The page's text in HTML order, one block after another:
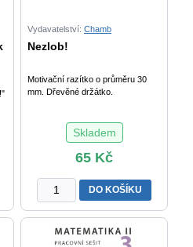
Vydavatelství: Chamb
Nezlob!
Motivační razítko o průměru 30
mm. Dřevěné držátko.
Skladem
65 Kč
Nezlob!
množství
DO KOŠÍKU